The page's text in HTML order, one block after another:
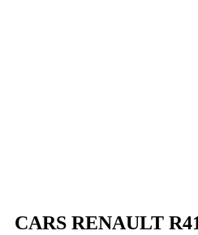
CARS RENAULT